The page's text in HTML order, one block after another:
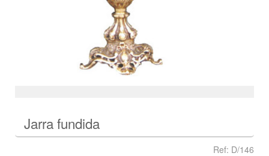
Jarra fundida
Ref: D/146